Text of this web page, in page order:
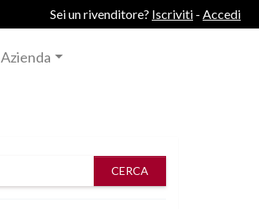
Sei un rivenditore? Iscriviti - Accedi
Azienda